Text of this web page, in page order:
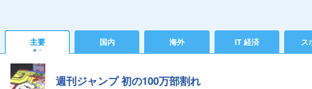
主要 国内 海外 IT 経済 ス
週刊ジャンプ 初の100万部割れ